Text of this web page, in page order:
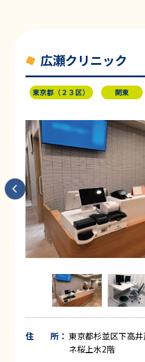
広瀬クリニック
東京都（２３区） 関東
住 所： 東京都杉並区下高
ネ桜上水2階